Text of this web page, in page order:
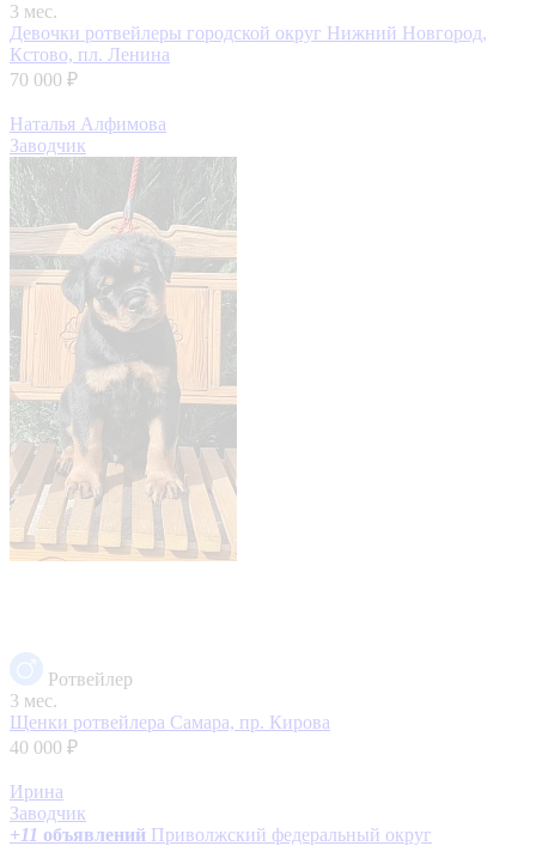
3 мес.
Девочки ротвейлеры городской округ Нижний Новгород,
Кстово, пл. Ленина
70 000 ₽
Наталья Алфимова
Заводчик
Ротвейлер
3 мес.
Щенки ротвейлера Самара, пр. Кирова
40 000 ₽
Ирина
Заводчик
+11 объявлений Приволжский федеральный округ